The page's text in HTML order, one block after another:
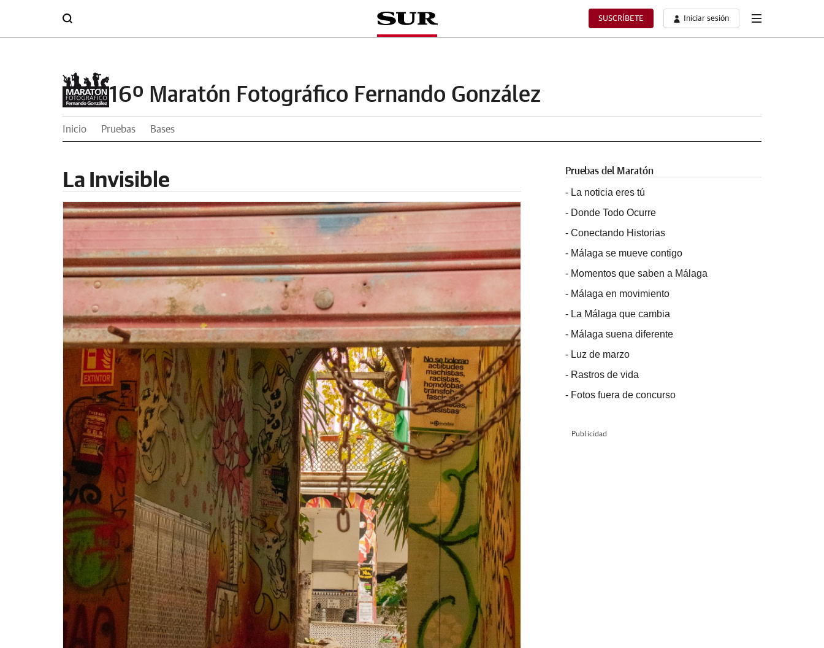
SUSCRÍBETE Iniciar sesión
16º Maratón Fotográfico Fernando González
Inicio Pruebas Bases
La Invisible Pruebas del Maratón
- La noticia eres tú
- Donde Todo Ocurre
- Conectando Historias
- Málaga se mueve contigo
- Momentos que saben a Málaga
- Málaga en movimiento
- La Málaga que cambia
- Málaga suena diferente
- Luz de marzo
- Rastros de vida
- Fotos fuera de concurso
Publicidad